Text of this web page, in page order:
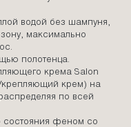
водой без шампуня,
максимально
полотенца.
крема Salon
крем) на
по всей
состояния феном со